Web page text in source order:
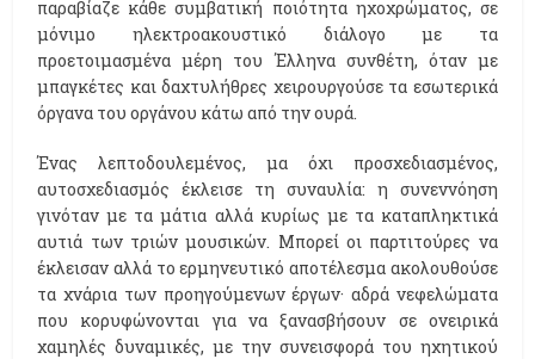
παραβίαζε κάθε συμβατική ποιότητα ηχοχρώματος, σε
μόνιμο ηλεκτροακουστικό διάλογο με τα
προετοιμασμένα μέρη του Έλληνα συνθέτη, όταν με
μπαγκέτες και δαχτυλήθρες χειρουργούσε τα εσωτερικά
όργανα του οργάνου κάτω από την ουρά.
Ένας λεπτοδουλεμένος, μα όχι προσχεδιασμένος,
αυτοσχεδιασμός έκλεισε τη συναυλία: η συνεννόηση
γινόταν με τα μάτια αλλά κυρίως με τα καταπληκτικά
αυτιά των τριών μουσικών. Μπορεί οι παρτιτούρες να
έκλεισαν αλλά το ερμηνευτικό αποτέλεσμα ακολουθούσε
τα χνάρια των προηγούμενων έργων· αδρά νεφελώματα
που κορυφώνονται για να ξανασβήσουν σε ονειρικά
χαμηλές δυναμικές, με την συνεισφορά του ηχητικού